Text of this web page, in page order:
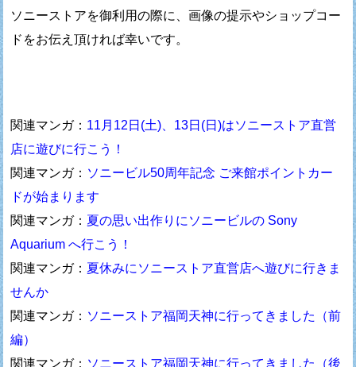
ソニーストアを御利用の際に、画像の提示やショップコー
ドをお伝え頂ければ幸いです。
関連マンガ： 11月12日(土)、13日(日)はソニーストア直営
店に遊びに行こう！
関連マンガ： ソニービル50周年記念 ご来館ポイントカー
ドが始まります
関連マンガ： 夏の思い出作りにソニービルの Sony
Aquarium へ行こう！
関連マンガ： 夏休みにソニーストア直営店へ遊びに行きま
せんか
関連マンガ： ソニーストア福岡天神に行ってきました（前
編）
関連マンガ： ソニーストア福岡天神に行ってきました（後